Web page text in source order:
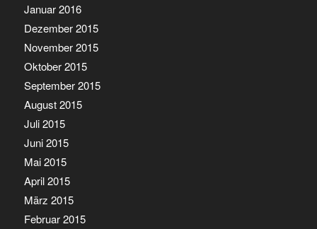
Januar 2016
Dezember 2015
November 2015
Oktober 2015
September 2015
August 2015
Juli 2015
Juni 2015
Mai 2015
April 2015
März 2015
Februar 2015